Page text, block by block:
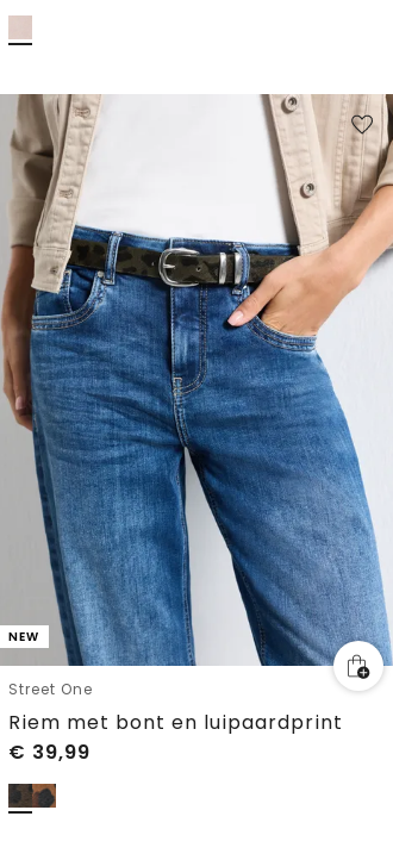
NEW
Street One
Riem met bont en luipaardprint
€ 39,99